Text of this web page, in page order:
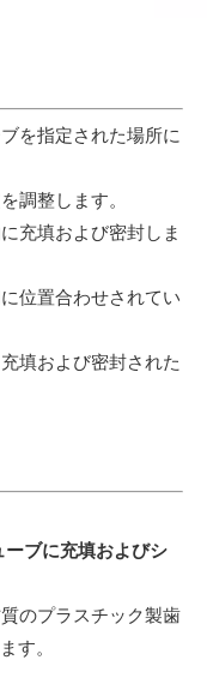
を指定された場所に
調整します。
充填および密封しま
位置合わせされてい
填および密封された
ブに充填およびシ
のプラスチック製歯
す。